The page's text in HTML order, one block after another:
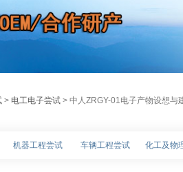
> 电工电子尝试 > 中人ZRGY-01电子产物设想与
机器工程尝试 车辆工程尝试 化工及物